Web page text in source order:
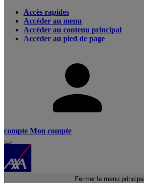
Accès rapides
Accéder au menu
Accéder au contenu principal
Accéder au pied de page
compte Mon compte
Fermer le menu principal